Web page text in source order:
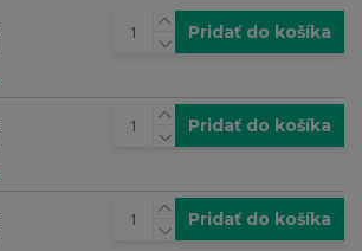
Pridať do košíka
Pridať do košíka
Pridať do košíka